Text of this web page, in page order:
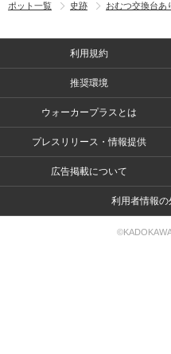
ポット一覧
史跡 おむつ交換台あ
利用規約
推奨環境
ウォーカープラスとは
プレスリリース・情報提供
広告掲載について
利用者情報